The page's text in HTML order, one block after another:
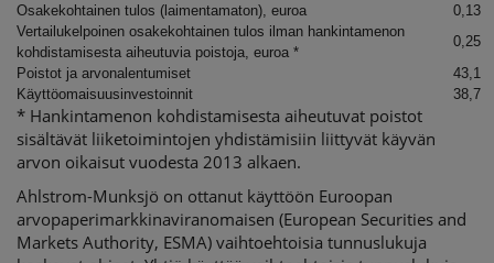
Osakekohtainen tulos (laimentamaton), euroa
0,13
Vertailukelpoinen osakekohtainen tulos ilman hankintamenon
kohdistamisesta aiheutuvia poistoja, euroa *
0,25
Poistot ja arvonalentumiset
43,1
Käyttöomaisuusinvestoinnit
38,7
* Hankintamenon kohdistamisesta aiheutuvat poistot
sisältävät liiketoimintojen yhdistämisiin liittyvät käyvän
arvon oikaisut vuodesta 2013 alkaen.
Ahlstrom-Munksjö on ottanut käyttöön Euroopan
arvopaperimarkkinaviranomaisen (European Securities and
Markets Authority, ESMA) vaihtoehtoisia tunnuslukuja